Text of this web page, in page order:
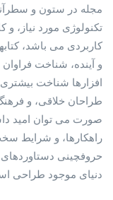
مجله در ستون و
تکنولوژی مورد نیاز، و
کاربردی می باشد،
و آینده، شناخت
افزارها شناخت
طراحان خلاقی، و
صورت می توان امید
راهکارها، و شرایط
حروفچینی
دنیای موجود طراحی